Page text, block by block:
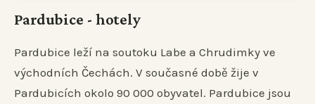
Pardubice - hotely
Pardubice leží na soutoku Labe a Chrudimky ve
východních Čechách. V současné době žije v
Pardubicích okolo 90 000 obyvatel. Pardubice jsou